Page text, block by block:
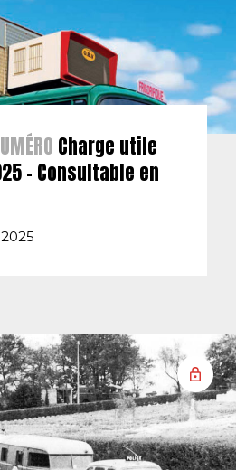
Charge utile
– Consultable en